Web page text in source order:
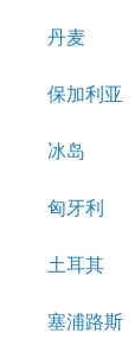
丹麦
保加利亚
冰岛
匈牙利
土耳其
塞浦路斯